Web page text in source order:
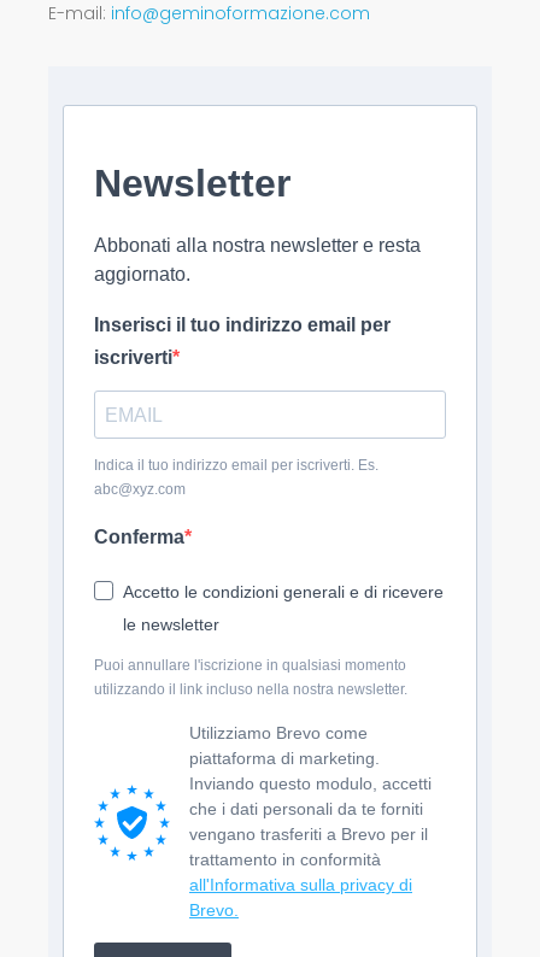
E-mail: info@geminoformazione.com
Newsletter
Abbonati alla nostra newsletter e resta
aggiornato.
Inserisci il tuo indirizzo email per
iscriverti
Indica il tuo indirizzo email per iscriverti. Es.
abc@xyz.com
Conferma
Accetto le condizioni generali e di ricevere
le newsletter
Puoi annullare l'iscrizione in qualsiasi momento
utilizzando il link incluso nella nostra newsletter.
Utilizziamo Brevo come
piattaforma di marketing.
Inviando questo modulo, accetti
che i dati personali da te forniti
vengano trasferiti a Brevo per il
trattamento in conformità
all'Informativa sulla privacy di
Brevo.